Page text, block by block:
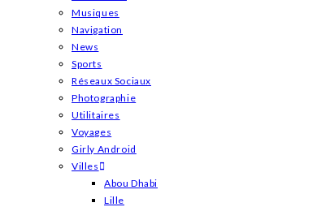
Musiques
Navigation
News
Sports
Réseaux Sociaux
Photographie
Utilitaires
Voyages
Girly Android
Villes
Abou Dhabi
Lille